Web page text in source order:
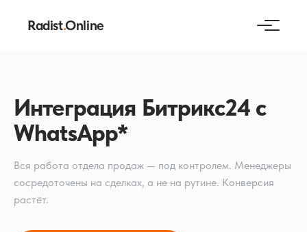
Radist.Online
Интеграция Битрикс24 с
WhatsApp*
Вся работа отдела продаж — под контролем. Менеджеры
сосредоточены на сделках, а не на рутине. Конверсия
растёт.